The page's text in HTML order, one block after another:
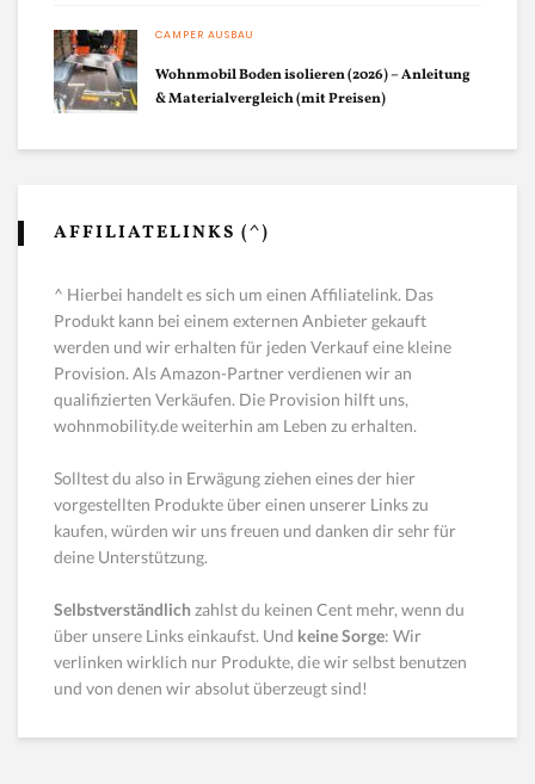
CAMPER AUSBAU
Wohnmobil Boden isolieren (2026) – Anleitung
& Materialvergleich (mit Preisen)
AFFILIATELINKS (^)
^ Hierbei handelt es sich um einen Affiliatelink. Das
Produkt kann bei einem externen Anbieter gekauft
werden und wir erhalten für jeden Verkauf eine kleine
Provision. Als Amazon-Partner verdienen wir an
qualifizierten Verkäufen. Die Provision hilft uns,
wohnmobility.de weiterhin am Leben zu erhalten.
Solltest du also in Erwägung ziehen eines der hier
vorgestellten Produkte über einen unserer Links zu
kaufen, würden wir uns freuen und danken dir sehr für
deine Unterstützung.
Selbstverständlich zahlst du keinen Cent mehr, wenn du
über unsere Links einkaufst. Und keine Sorge: Wir
verlinken wirklich nur Produkte, die wir selbst benutzen
und von denen wir absolut überzeugt sind!